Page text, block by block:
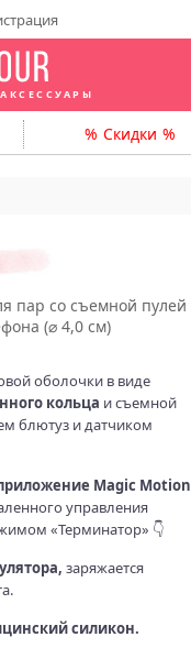
Скидки
пар со съемной пулей
(⌀ 4,0 см)
оболочки в виде
кольца и съемной
блютуз и датчиком
Magic Motion
управления
«Терминатор» 👇
заряжается
силикон.